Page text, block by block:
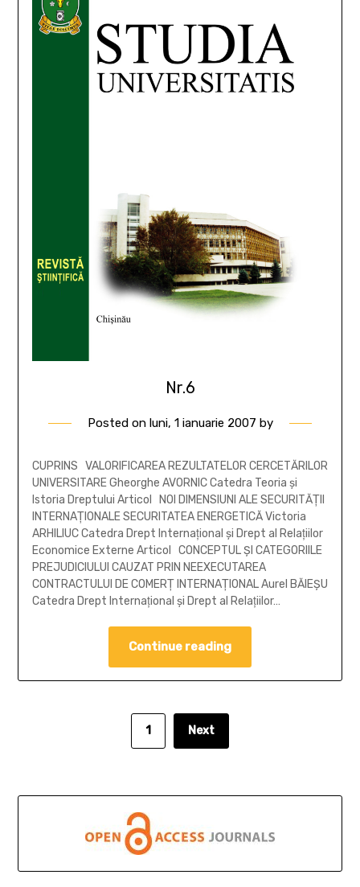
Nr.6
Posted on luni, 1 ianuarie 2007 by
CUPRINS VALORIFICAREA REZULTATELOR CERCETĂRILOR
UNIVERSITARE Gheorghe AVORNIC Catedra Teoria şi
Istoria Dreptului Articol NOI DIMENSIUNI ALE SECURITĂŢII
INTERNAŢIONALE SECURITATEA ENERGETICĂ Victoria
ARHILIUC Catedra Drept Internaţional şi Drept al Relaţiilor
Economice Externe Articol CONCEPTUL ŞI CATEGORIILE
PREJUDICIULUI CAUZAT PRIN NEEXECUTAREA
CONTRACTULUI DE COMERŢ INTERNAŢIONAL Aurel BĂIEŞU
Catedra Drept Internaţional şi Drept al Relaţiilor…
Continue reading
1 Next